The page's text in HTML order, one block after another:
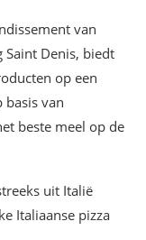
van
Saint Denis, biedt
op een
basis van
beste meel op de
uit Italië
Italiaanse pizza